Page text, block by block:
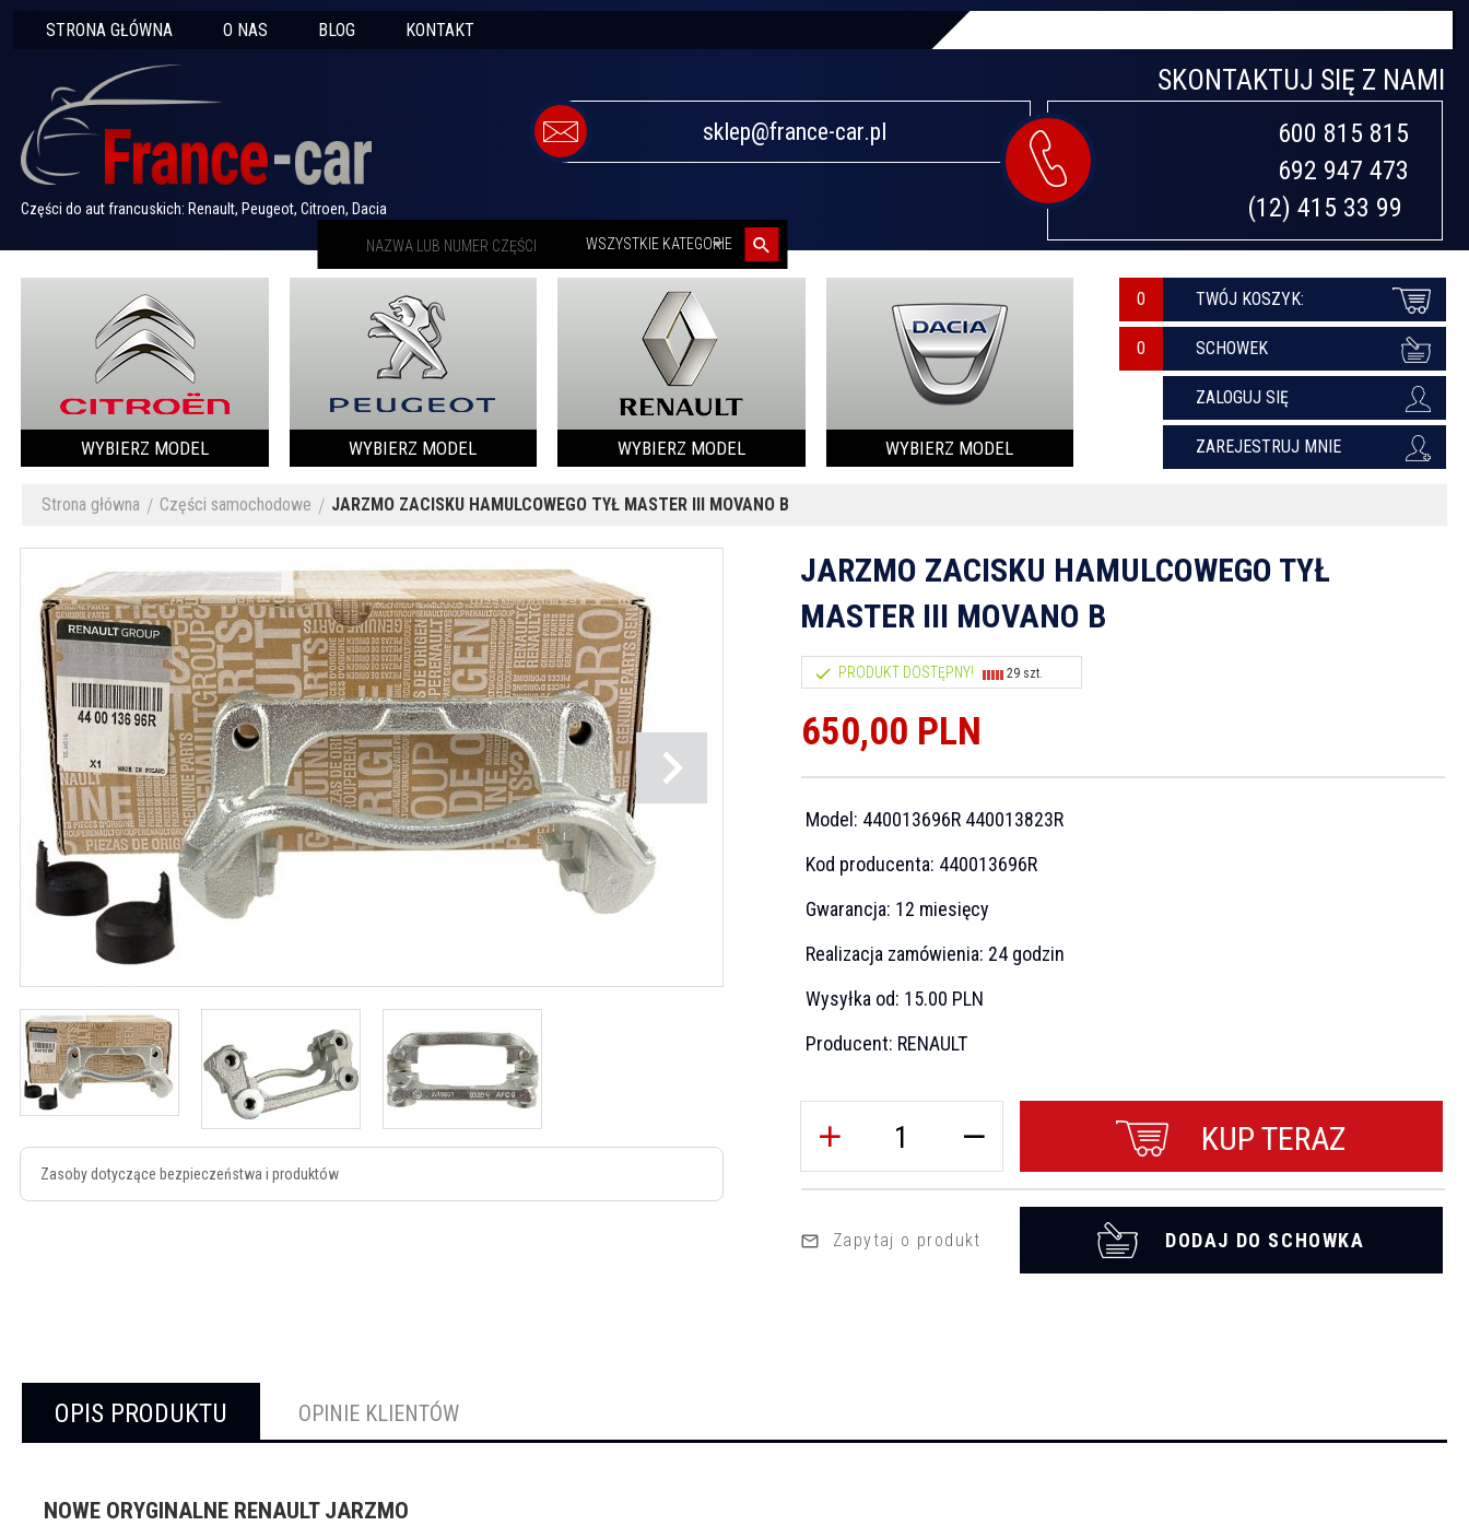
STRONA GŁÓWNA O NAS BLOG KONTAKT
Części do aut francuskich: Renault, Peugeot, Citroen, Dacia
SKONTAKTUJ SIĘ Z NAMI
sklep@france-car.pl
600 815 815
692 947 473
(12) 415 33 99
WSZYSTKIE KATEGORIE
WYBIERZ MODEL WYBIERZ MODEL WYBIERZ MODEL WYBIERZ MODEL
0 TWÓJ KOSZYK:
SCHOWEK
ZALOGUJ SIĘ
ZAREJESTRUJ MNIE
Strona główna Części samochodowe JARZMO ZACISKU HAMULCOWEGO TYŁ MASTER III MOVANO B
Zasoby dotyczące bezpieczeństwa i produktów
JARZMO ZACISKU HAMULCOWEGO TYŁ
MASTER III MOVANO B
PRODUKT DOSTĘPNY! 29 szt.
650,00 PLN
Model: 440013696R 440013823R
Kod producenta: 440013696R
Gwarancja: 12 miesięcy
Realizacja zamówienia: 24 godzin
Wysyłka od: 15.00 PLN
Producent: RENAULT
KUP TERAZ
Zapytaj o produkt DODAJ DO SCHOWKA
OPIS PRODUKTU OPINIE KLIENTÓW
NOWE ORYGINALNE RENAULT JARZMO